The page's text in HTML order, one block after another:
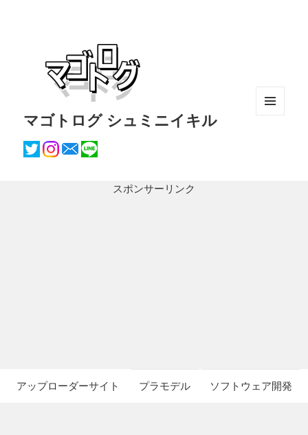
マゴトログ シュミニイキル
スポンサーリンク
アップローダーサイト プラモデル ソフトウェア開発